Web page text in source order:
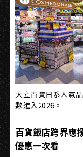
大立百貨日系人氣
數進入2026。
百貨飯店跨界應
優惠一次看